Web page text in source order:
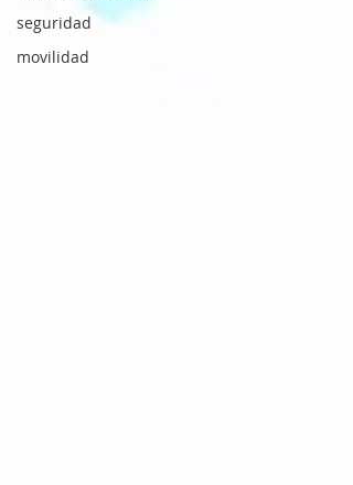
seguridad
movilidad